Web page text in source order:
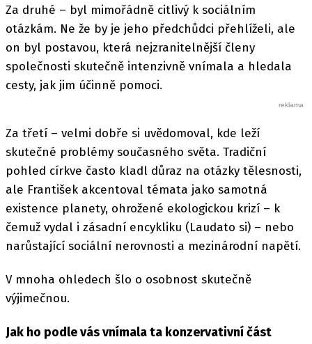
Za druhé – byl mimořádně citlivý k sociálním
otázkám. Ne že by je jeho předchůdci přehlíželi, ale
on byl postavou, která nejzranitelnější členy
společnosti skutečně intenzivně vnímala a hledala
cesty, jak jim účinně pomoci.
Za třetí – velmi dobře si uvědomoval, kde leží
skutečné problémy současného světa. Tradiční
pohled církve často kladl důraz na otázky tělesnosti,
ale František akcentoval témata jako samotná
existence planety, ohrožené ekologickou krizí – k
čemuž vydal i zásadní encykliku (Laudato si) – nebo
narůstající sociální nerovnosti a mezinárodní napětí.
V mnoha ohledech šlo o osobnost skutečně
výjimečnou.
Jak ho podle vás vnímala ta konzervativní část